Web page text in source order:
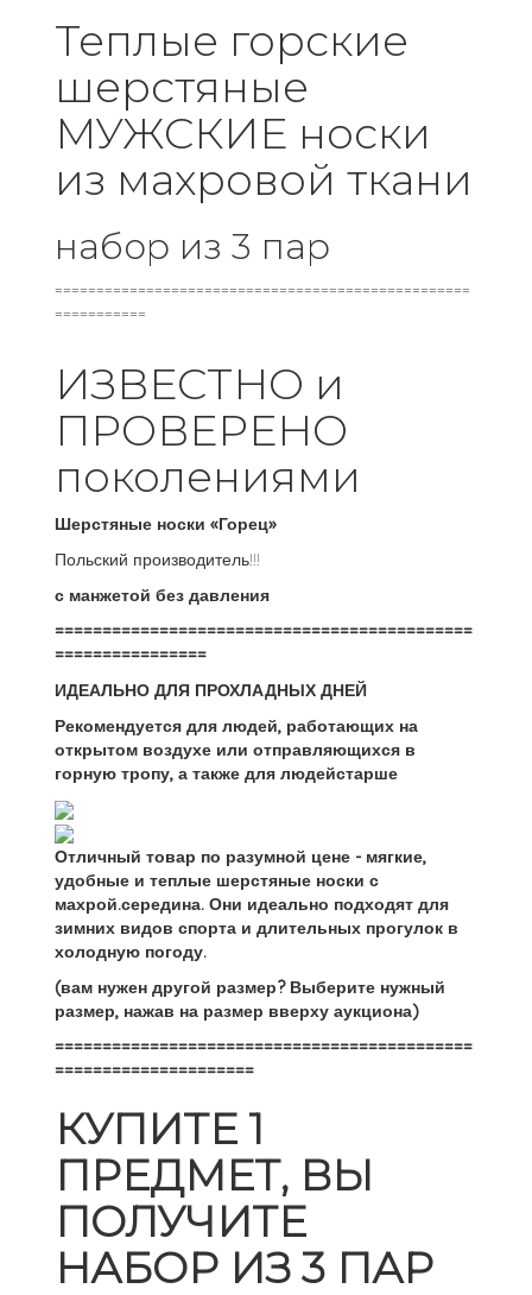
Теплые горские
шерстяные
МУЖСКИЕ носки
из махровой ткани
набор из 3 пар
==================================================
===========
ИЗВЕСТНО и
ПРОВЕРЕНО
поколениями
Шерстяные носки «Горец»
Польский производитель!!!
с манжетой без давления
============================================
================
ИДЕАЛЬНО ДЛЯ ПРОХЛАДНЫХ ДНЕЙ
Рекомендуется для людей, работающих на
открытом воздухе или отправляющихся в
горную тропу, а также для людейстарше
Отличный товар по разумной цене - мягкие,
удобные и теплые шерстяные носки с
махрой.середина. Они идеально подходят для
зимних видов спорта и длительных прогулок в
холодную погоду.
(вам нужен другой размер? Выберите нужный
размер, нажав на размер вверху аукциона)
============================================
=====================
КУПИТЕ 1
ПРЕДМЕТ, ВЫ
ПОЛУЧИТЕ
НАБОР ИЗ 3 ПАР